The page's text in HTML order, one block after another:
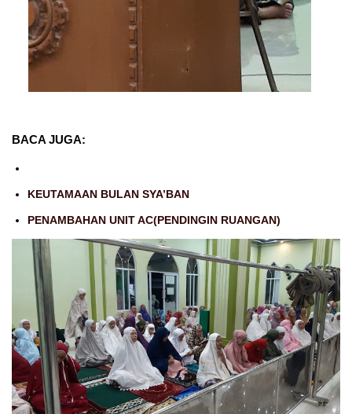
BACA JUGA:
KEUTAMAAN BULAN SYA’BAN
PENAMBAHAN UNIT AC(PENDINGIN RUANGAN)